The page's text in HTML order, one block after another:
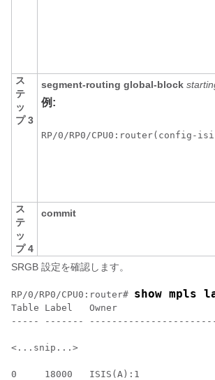
ス
テ
ッ
プ 3
segment-routing global-block
例:
RP/0/RP0/CPU0:router(config-
ス
テ
ッ
プ 4
commit
SRGB 設定を確認します。
RP/0/RP0/CPU0:router# show mpls
Table Label   Owner
----- -------
<...snip...>
0     18000   ISIS(A):1